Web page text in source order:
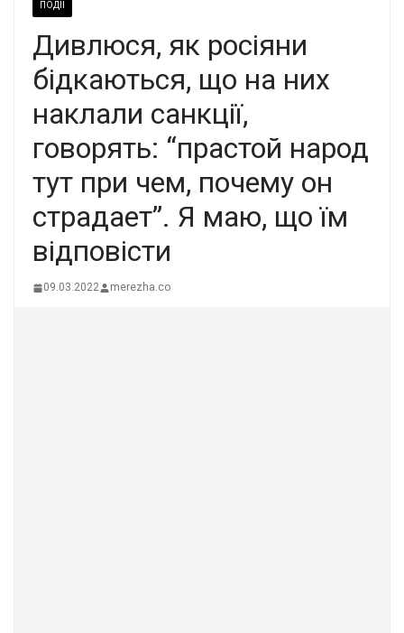
ПОДІЇ
Дивлюся, як росіяни
бідкаються, що на них
наклали санкції,
говорять: “прастой народ
тут при чем, почему он
страдает”. Я маю, що їм
відповісти
09.03.2022 merezha.co